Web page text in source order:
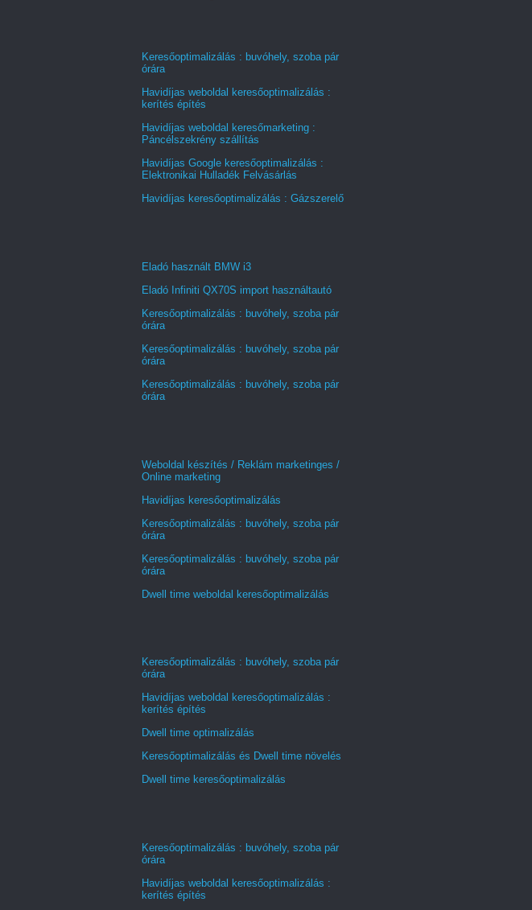
Keresőoptimalizálás : buvóhely, szoba pár
órára
Havidíjas weboldal keresőoptimalizálás :
kerítés építés
Havidíjas weboldal keresőmarketing :
Páncélszekrény szállítás
Havidíjas Google keresőoptimalizálás :
Elektronikai Hulladék Felvásárlás
Havidíjas keresőoptimalizálás : Gázszerelő
Eladó használt BMW i3
Eladó Infiniti QX70S import használtautó
Keresőoptimalizálás : buvóhely, szoba pár
órára
Keresőoptimalizálás : buvóhely, szoba pár
órára
Keresőoptimalizálás : buvóhely, szoba pár
órára
Weboldal készítés / Reklám marketinges /
Online marketing
Havidíjas keresőoptimalizálás
Keresőoptimalizálás : buvóhely, szoba pár
órára
Keresőoptimalizálás : buvóhely, szoba pár
órára
Dwell time weboldal keresőoptimalizálás
Keresőoptimalizálás : buvóhely, szoba pár
órára
Havidíjas weboldal keresőoptimalizálás :
kerítés építés
Dwell time optimalizálás
Keresőoptimalizálás és Dwell time növelés
Dwell time keresőoptimalizálás
Keresőoptimalizálás : buvóhely, szoba pár
órára
Havidíjas weboldal keresőoptimalizálás :
kerítés építés